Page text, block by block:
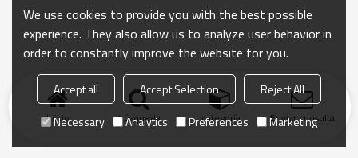
Inicio búsqueda categoría Enviar consulta
We use cookies to provide you with the best possible
experience. They also allow us to analyze user behavior in
order to constantly improve the website for you.
Accept all Accept Selection
Reject All
Necessary
Analytics Preferences Marketing